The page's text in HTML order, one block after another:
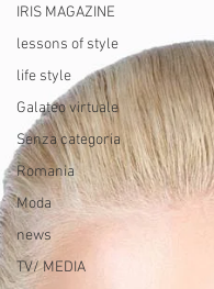
IRIS MAGAZINE
lessons of style
life style
Galateo virtuale
Senza categoria
Romania
Moda
news
TV/ MEDIA